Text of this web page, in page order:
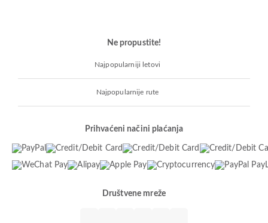
Ne propustite!
Najpopularniji letovi
Najpopularnije rute
Prihvaćeni načini plaćanja
Društvene mreže